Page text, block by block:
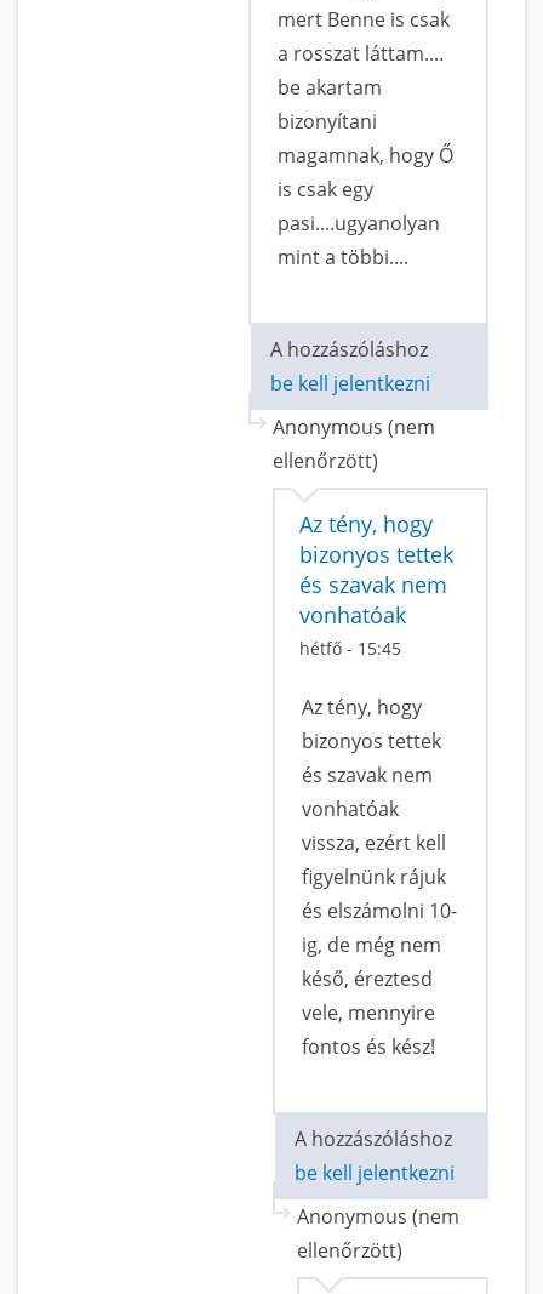
mert Benne is csak
a rosszat láttam....
be akartam
bizonyítani
magamnak, hogy Ő
is csak egy
pasi....ugyanolyan
mint a többi....
A hozzászóláshoz
be kell jelentkezni
Anonymous (nem
ellenőrzött)
Az tény, hogy
bizonyos tettek
és szavak nem
vonhatóak
hétfő - 15:45
Az tény, hogy
bizonyos tettek
és szavak nem
vonhatóak
vissza, ezért kell
figyelnünk rájuk
és elszámolni 10-
ig, de még nem
késő, éreztesd
vele, mennyire
fontos és kész!
A hozzászóláshoz
be kell jelentkezni
Anonymous (nem
ellenőrzött)